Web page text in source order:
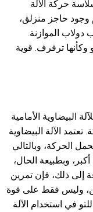
حركة الآلة
وجود حاجز منزلق،
الموازنة.
وكأنها ترفرف. قوية
البيضاوية الأمامية
الآلة البيضاوية
الحركة، وبالتالي
وبطبيعة الحال،
إلى ذلك، فإن تمرين
وليس فقط على قوة
في استخدام الآلة